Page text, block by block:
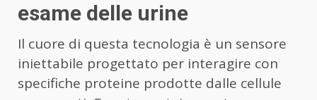
esame delle urine
Il cuore di questa tecnologia è un sensore
iniettabile progettato per interagire con
specifiche proteine prodotte dalle cellule